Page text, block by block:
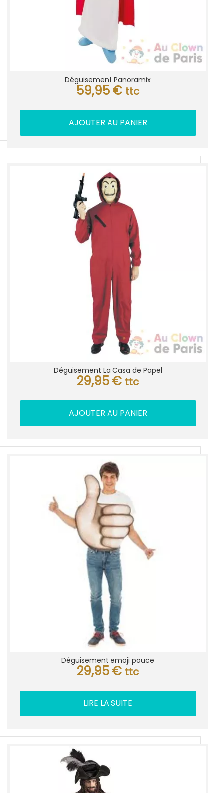
Déguisement Panoramix
59,95 € ttc
AJOUTER AU PANIER
Déguisement La Casa de Papel
29,95 € ttc
AJOUTER AU PANIER
Déguisement emoji pouce
29,95 € ttc
LIRE LA SUITE